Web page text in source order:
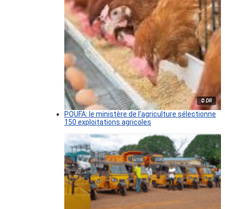
© DR
POUFA: le ministère de l’agriculture sélectionne
150 exploitations agricoles